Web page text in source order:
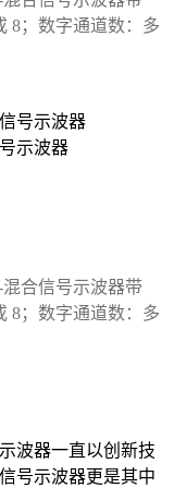
8；数字通道数：多
示波器
混合信号示波器带
8；数字通道数：多
波器一直以创新技
号示波器更是其中